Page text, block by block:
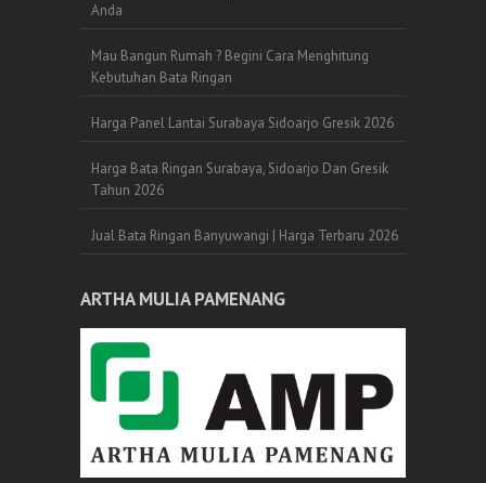
Anda
Mau Bangun Rumah ? Begini Cara Menghitung
Kebutuhan Bata Ringan
Harga Panel Lantai Surabaya Sidoarjo Gresik 2026
Harga Bata Ringan Surabaya, Sidoarjo Dan Gresik
Tahun 2026
Jual Bata Ringan Banyuwangi | Harga Terbaru 2026
ARTHA MULIA PAMENANG